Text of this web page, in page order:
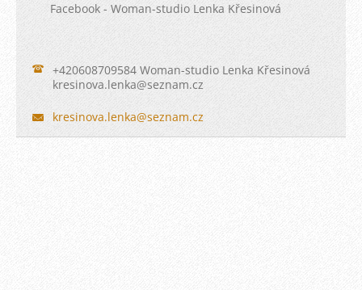
Facebook - Woman-studio Lenka Křesinová
+420608709584 Woman-studio Lenka Křesinová
kresinova.lenka@seznam.cz
kresinova.lenka@seznam.cz